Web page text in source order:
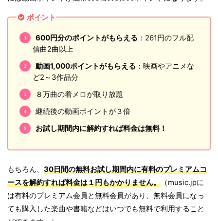
ポイント
600円分のポイントがもらえる ：261円のフル配
信曲2曲以上
動画1,000ポイントがもらえる ：映画やアニメな
ど2～3作品分
８万曲の着メロが取り放題
継続後の動画ポイントが３倍
お試し期間内に解約すれば料金は無料！
もちろん、 30日間の無料お試し期間内に有料のプレミアムコ
ースを解約すれば料金は１円もかかりません。 （music.jpに
は有料のプレミアム会員と無料会員があり、無料会員になっ
ても購入した楽曲や書籍などはいつでも無料で利用すること